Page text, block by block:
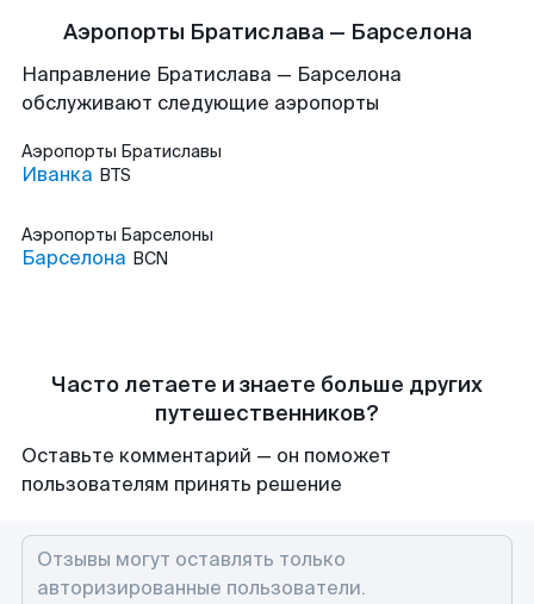
Аэропорты Братислава — Барселона
Направление Братислава — Барселона
обслуживают следующие аэропорты
Аэропорты Братиславы
Иванка BTS
Аэропорты Барселоны
Барселона BCN
Часто летаете и знаете больше других
путешественников?
Оставьте комментарий — он поможет
пользователям принять решение